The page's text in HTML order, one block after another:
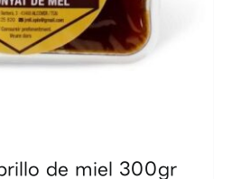
de miel 300gr